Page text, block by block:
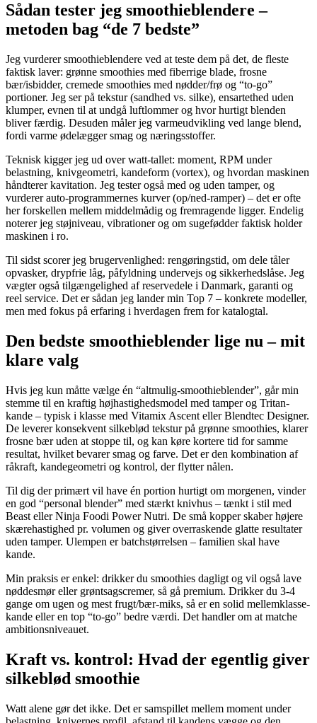
Sådan tester jeg smoothieblendere –
metoden bag “de 7 bedste”
Jeg vurderer smoothieblendere ved at teste dem på det, de fleste
faktisk laver: grønne smoothies med fiberrige blade, frosne
bær/isbidder, cremede smoothies med nødder/frø og “to-go”
portioner. Jeg ser på tekstur (sandhed vs. silke), ensartethed uden
klumper, evnen til at undgå luftlommer og hvor hurtigt blenden
bliver færdig. Desuden måler jeg varmeudvikling ved lange blend,
fordi varme ødelægger smag og næringsstoffer.
Teknisk kigger jeg ud over watt-tallet: moment, RPM under
belastning, knivgeometri, kandeform (vortex), og hvordan maskinen
håndterer kavitation. Jeg tester også med og uden tamper, og
vurderer auto-programmernes kurver (op/ned-ramper) – det er ofte
her forskellen mellem middelmådig og fremragende ligger. Endelig
noterer jeg støjniveau, vibrationer og om sugefødder faktisk holder
maskinen i ro.
Til sidst scorer jeg brugervenlighed: rengøringstid, om dele tåler
opvasker, drypfrie låg, påfyldning undervejs og sikkerhedslåse. Jeg
vægter også tilgængelighed af reservedele i Danmark, garanti og
reel service. Det er sådan jeg lander min Top 7 – konkrete modeller,
men med fokus på erfaring i hverdagen frem for katalogtal.
Den bedste smoothieblender lige nu – mit
klare valg
Hvis jeg kun måtte vælge én “altmulig-smoothieblender”, går min
stemme til en kraftig højhastighedsmodel med tamper og Tritan-
kande – typisk i klasse med Vitamix Ascent eller Blendtec Designer.
De leverer konsekvent silkeblød tekstur på grønne smoothies, klarer
frosne bær uden at stoppe til, og kan køre kortere tid for samme
resultat, hvilket bevarer smag og farve. Det er den kombination af
råkraft, kandegeometri og kontrol, der flytter nålen.
Til dig der primært vil have én portion hurtigt om morgenen, vinder
en god “personal blender” med stærkt knivhus – tænkt i stil med
Beast eller Ninja Foodi Power Nutri. De små kopper skaber højere
skærehastighed pr. volumen og giver overraskende glatte resultater
uden tamper. Ulempen er batchstørrelsen – familien skal have
kande.
Min praksis er enkel: drikker du smoothies dagligt og vil også lave
nøddesmør eller grøntsagscremer, så gå premium. Drikker du 3-4
gange om ugen og mest frugt/bær-miks, så er en solid mellemklasse-
kande eller en top “to-go” bedre værdi. Det handler om at matche
ambitionsniveauet.
Kraft vs. kontrol: Hvad der egentlig giver
silkeblød smoothie
Watt alene gør det ikke. Det er samspillet mellem moment under